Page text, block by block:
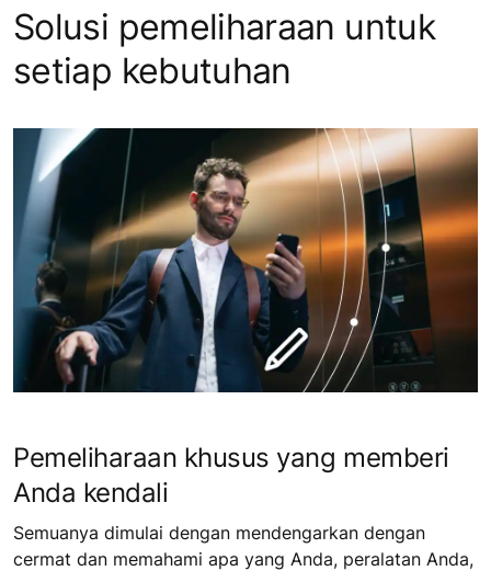
Solusi pemeliharaan untuk
setiap kebutuhan
Pemeliharaan khusus yang memberi
Anda kendali
Semuanya dimulai dengan mendengarkan dengan
cermat dan memahami apa yang Anda, peralatan Anda,